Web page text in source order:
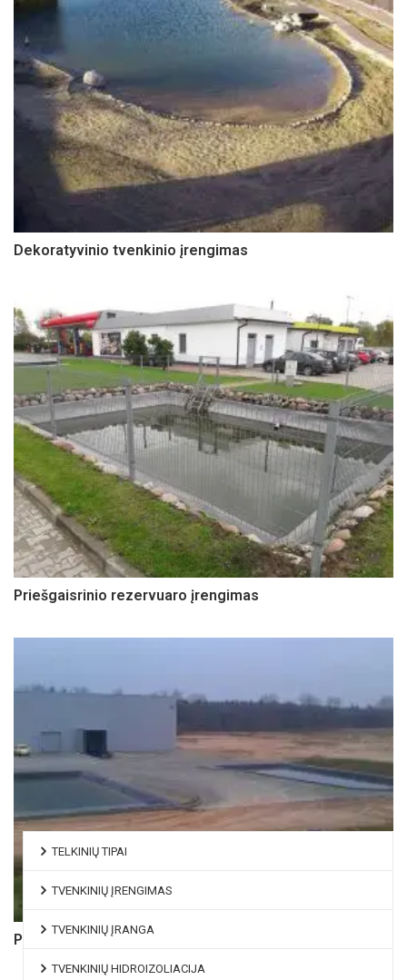
TELKINIŲ TIPAI
TVENKINIŲ ĮRENGIMAS
TVENKINIŲ ĮRANGA
TVENKINIŲ HIDROIZOLIACIJA
Dekoratyvinio tvenkinio įrengimas
Priešgaisrinio rezervuaro įrengimas
Priešgaisrinio rezervuaro įrengimas